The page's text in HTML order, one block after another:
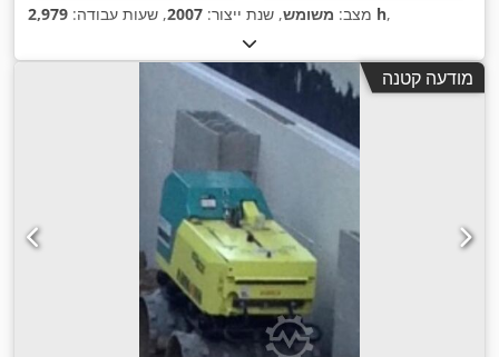
מצב: משומש, שנת ייצור: 2007, שעות עבודה: 2,979 h,
מודעה קטנה